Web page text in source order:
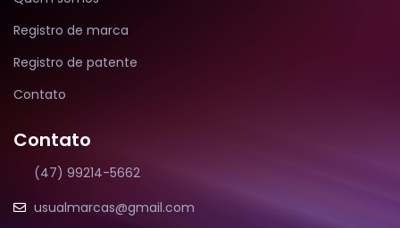
Registro de marca
Registro de patente
Contato
Contato
(47) 99214-5662
usualmarcas@gmail.com